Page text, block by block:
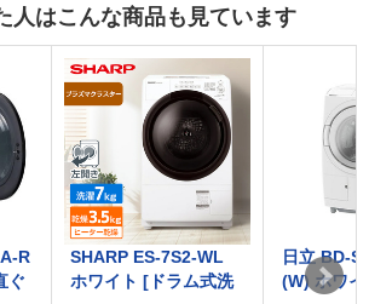
人はこんな商品も見ています
7S2-WL
ラム式洗
日立 BD-SW120ML
(W) ホワイト ビッグド
ハ